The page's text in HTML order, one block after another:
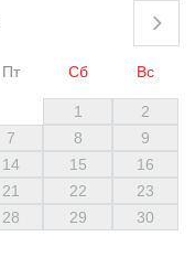
Пт Сб Вс
1
2
7 8
9
14 15
16
21 22
23
28 29
30